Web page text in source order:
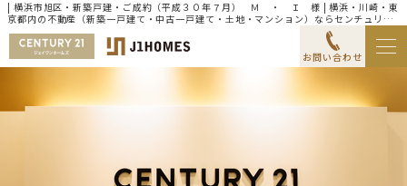
| 横浜市旭区・新築戸建・ご成約（平成３０年７月） Ｍ ・ Ｉ 様 | 横浜・川崎・東
京都内の不動産（新築一戸建て・中古一戸建て・土地・マンション）ならセンチュリー
21ジェイワンホームズ
お問い合わせ